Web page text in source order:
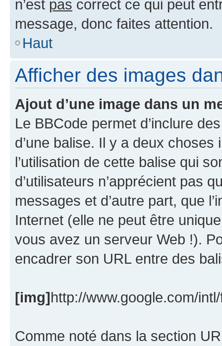
n’est pas correct ce qui peut
message, donc faites attention.
Haut
Afficher des images
Ajout d’une image dans un
Le BBCode permet d’inclure
d’une balise. Il y a deux
l’utilisation de cette balise qui
d’utilisateurs n’apprécient pas
messages et d’autre part, que
Internet (elle ne peut être
vous avez un serveur Web !).
encadrer son URL entre des
[img]http://www.google.com/
Comme noté dans la section